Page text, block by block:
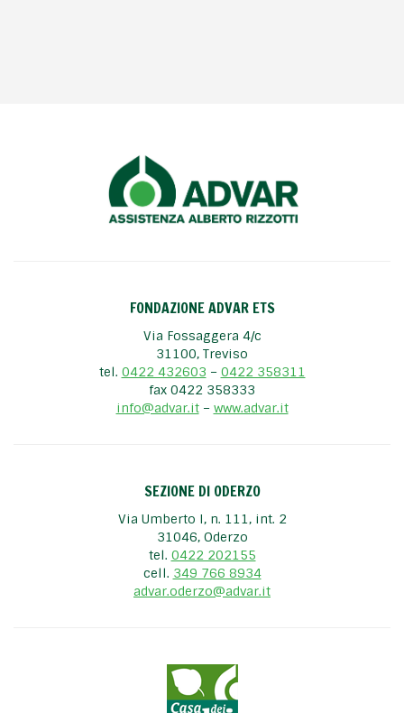
FONDAZIONE ADVAR ETS
Via Fossaggera 4/c
31100, Treviso
tel. 0422 432603 – 0422 358311
fax 0422 358333
info@advar.it– www.advar.it
SEZIONE DI ODERZO
Via Umberto I, n. 111, int. 2
31046, Oderzo
tel. 0422 202155
cell. 349 766 8934
advar.oderzo@advar.it